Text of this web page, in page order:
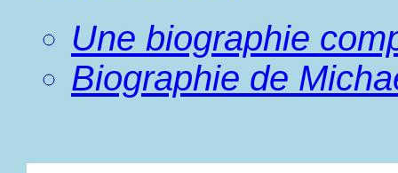
Une biographie
Biographie de